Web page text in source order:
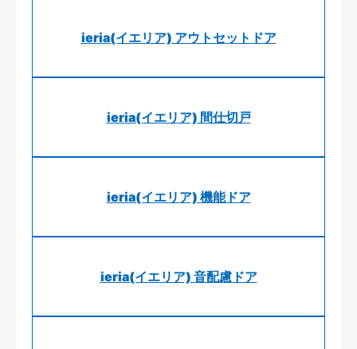
ieria(イエリア) アウトセットドア
ieria(イエリア) 間仕切戸
ieria(イエリア) 機能ドア
ieria(イエリア) 音配慮ドア